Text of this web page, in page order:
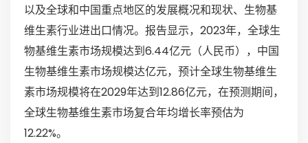
以及全球和中国重点地区的发展概况和现状、生物基
维生素行业进出口情况。报告显示，2023年，全球生
物基维生素市场规模达到6.44亿元（人民币），中国
生物基维生素市场规模达亿元，预计全球生物基维生
素市场规模将在2029年达到12.86亿元，在预测期间，
全球生物基维生素市场复合年均增长率预估为
12.22%。